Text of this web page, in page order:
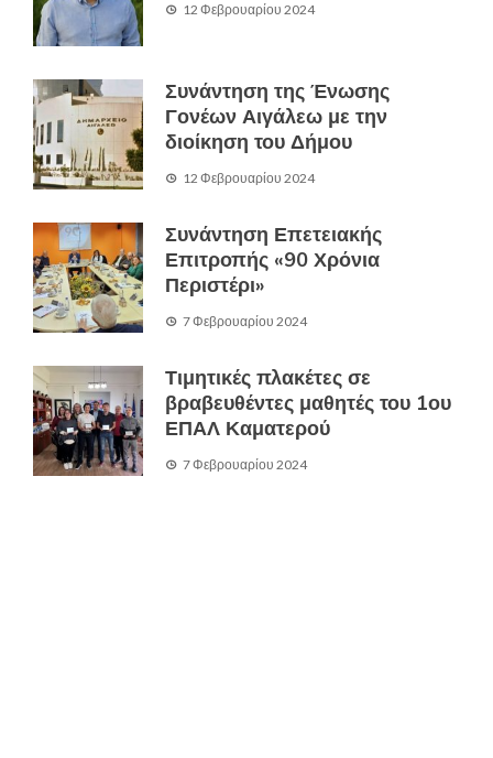
12 Φεβρουαρίου 2024
Συνάντηση της Ένωσης
Γονέων Αιγάλεω με την
διοίκηση του Δήμου
12 Φεβρουαρίου 2024
Συνάντηση Επετειακής
Επιτροπής «90 Χρόνια
Περιστέρι»
7 Φεβρουαρίου 2024
Τιμητικές πλακέτες σε
βραβευθέντες μαθητές του 1ου
ΕΠΑΛ Καματερού
7 Φεβρουαρίου 2024